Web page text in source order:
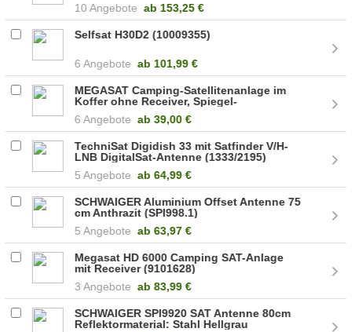
10 Angebote ab 153,25 €
Selfsat H30D2 (10009355)
6 Angebote ab 101,99 €
MEGASAT Camping-Satellitenanlage im
Koffer ohne Receiver, Spiegel-
6 Angebote ab 39,00 €
TechniSat Digidish 33 mit Satfinder V/H-
LNB DigitalSat-Antenne (1333/2195)
5 Angebote ab 64,99 €
SCHWAIGER Aluminium Offset Antenne 75
cm Anthrazit (SPI998.1)
5 Angebote ab 63,97 €
Megasat HD 6000 Camping SAT-Anlage
mit Receiver (9101628)
3 Angebote ab 83,99 €
SCHWAIGER SPI9920 SAT Antenne 80cm
Reflektormaterial: Stahl Hellgrau